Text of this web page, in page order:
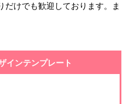
だけでも歓迎しております。ま
インテンプレート